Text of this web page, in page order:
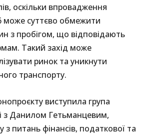
оскільки впровадження
може суттєво обмежити
з пробігом, що відповідають
Такий захід може
ринок та уникнути
транспорту.
виступила група
з Данилом Гетьманцевим,
з питань фінансів, податкової та